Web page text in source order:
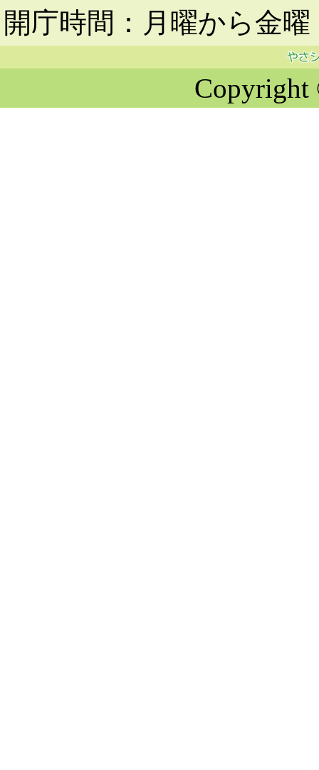
開庁時間：月曜から金
Copyright